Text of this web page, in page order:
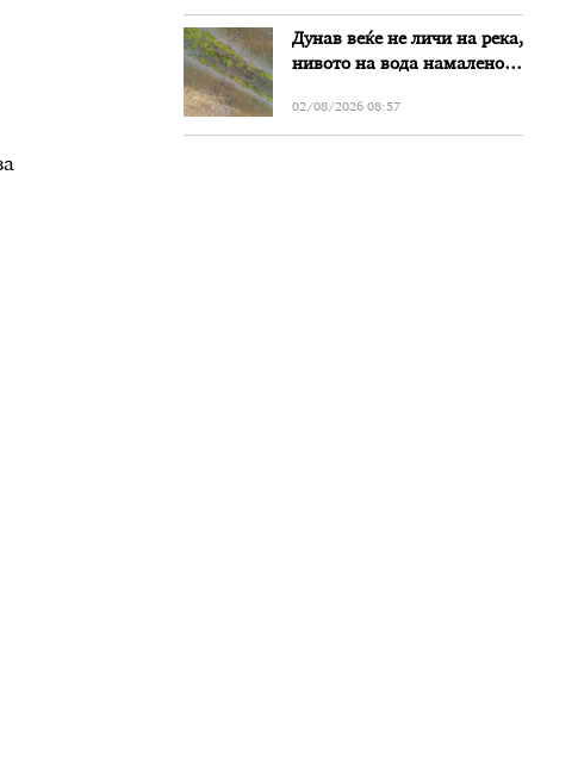
Дунав веќе не личи на река,
нивото на вода намалено
Бугарија
02/08/2026 08:57